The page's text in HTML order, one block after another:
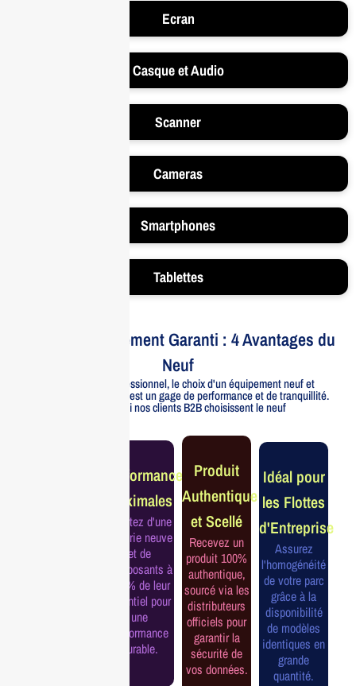
Ecran
Casque et Audio
Scanner
Cameras
Smartphones
Tablettes
Votre Investissement Garanti : 4 Avantages du
Neuf
Pour un usage professionnel, le choix d'un équipement neuf et
officiellement distribué est un gage de performance et de tranquillité.
Voici pourquoi nos clients B2B choisissent le neuf
Performance
Maximales
Profitez d'une
batterie neuve
et de
composants à
100% de leur
potentiel pour
une
performance
durable.
Produit
Authentique
et Scellé
Recevez un
produit 100%
authentique,
sourcé via les
distributeurs
officiels pour
garantir la
sécurité de
vos données.
Idéal pour
les Flottes
d'Entreprise
Assurez
l'homogénéité
de votre parc
grâce à la
disponibilité
de modèles
identiques en
grande
quantité.